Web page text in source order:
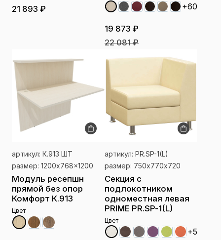
21 893 ₽ +60
19 873 ₽
22 081 ₽
артикул: К.913 ШТ
размер: 1200x768x1200
Модуль ресепшн
прямой без опор
Комфорт К.913
Цвет
артикул: PR.SP-1(L)
размер: 750х770х720
Секция с
подлокотником
одноместная левая
PRIME PR.SP-1(L)
Цвет
+5